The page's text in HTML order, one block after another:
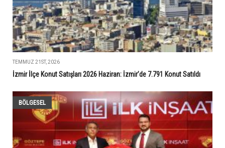
TEMMUZ 21ST, 2026
İzmir İlçe Konut Satışları 2026 Haziran: İzmir’de 7.791 Konut Satıldı
BÖLGESEL